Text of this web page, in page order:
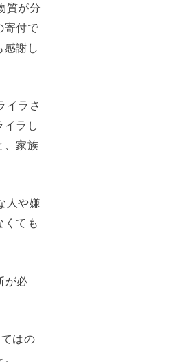
質が分
寄付で
感謝し
イラさ
イラし
、家族
人や嫌
くても
が必
はの